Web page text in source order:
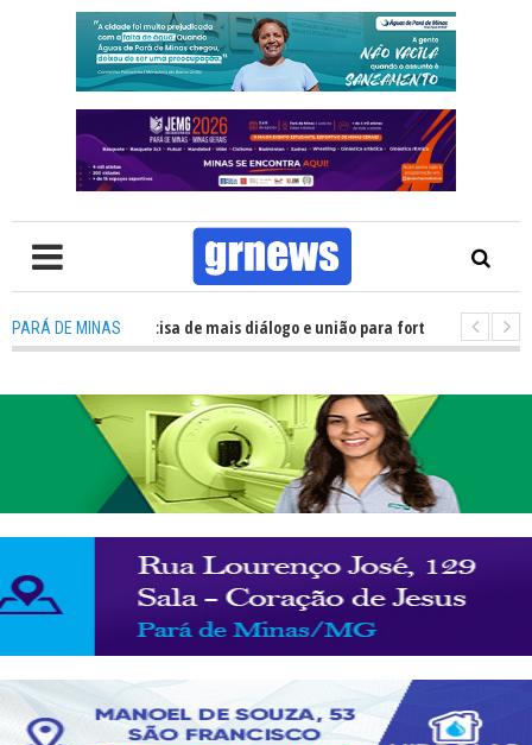
PARÁ DE MINAS
TV: Política precisa de mais diálogo e união para fortalecer Minas e